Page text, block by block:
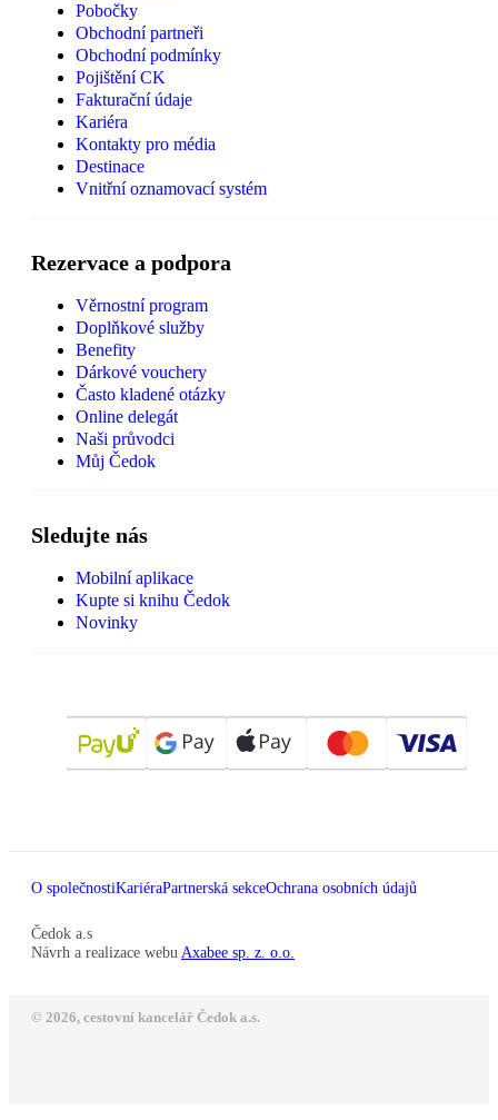
Pobočky
Obchodní partneři
Obchodní podmínky
Pojištění CK
Fakturační údaje
Kariéra
Kontakty pro média
Destinace
Vnitřní oznamovací systém
Rezervace a podpora
Věrnostní program
Doplňkové služby
Benefity
Dárkové vouchery
Často kladené otázky
Online delegát
Naši průvodci
Můj Čedok
Sledujte nás
Mobilní aplikace
Kupte si knihu Čedok
Novinky
O společnostiKariéraPartnerská sekceOchrana osobních údajů
Čedok a.s
Návrh a realizace webu Axabee sp. z. o.o.
© 2026, cestovní kancelář Čedok a.s.